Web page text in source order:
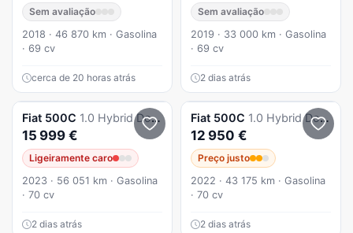
Sem avaliação
2018 · 46 870 km · Gasolina
· 69 cv
cerca de 20 horas atrás
Sem avaliação
2019 · 33 000 km · Gasolina
· 69 cv
2 dias atrás
Fiat 500C 1.0 Hybrid Dolcevita
15 999 €
Ligeiramente caro
2023 · 56 051 km · Gasolina
· 70 cv
2 dias atrás
Fiat 500C 1.0 Hybrid Dolcevita
12 950 €
Preço justo
2022 · 43 175 km · Gasolina
· 70 cv
2 dias atrás